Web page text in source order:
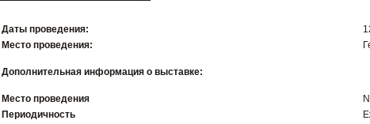
Даты проведения:
Место проведения:
Дополнительная информация о выставке:
Место проведения
Периодичность